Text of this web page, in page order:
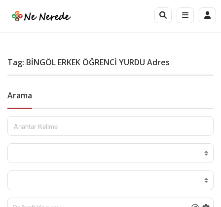
Tag: BİNGÖL ERKEK ÖĞRENCİ YURDU Adres
Arama